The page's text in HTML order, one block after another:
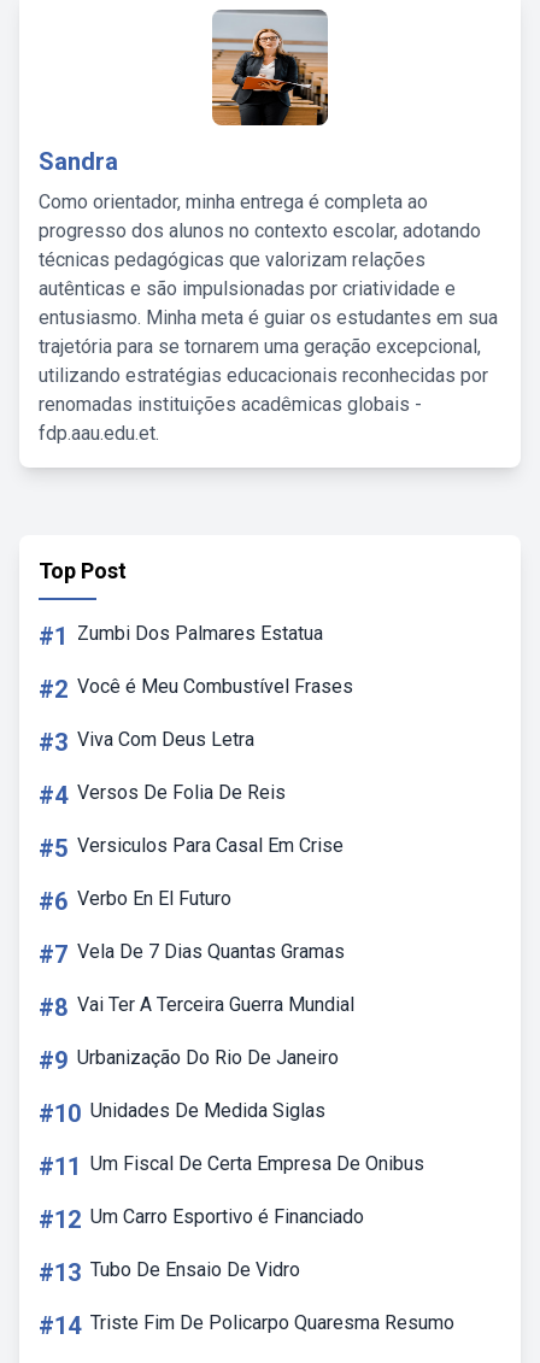
Sandra
Como orientador, minha entrega é completa ao
progresso dos alunos no contexto escolar, adotando
técnicas pedagógicas que valorizam relações
autênticas e são impulsionadas por criatividade e
entusiasmo. Minha meta é guiar os estudantes em sua
trajetória para se tornarem uma geração excepcional,
utilizando estratégias educacionais reconhecidas por
renomadas instituições acadêmicas globais -
fdp.aau.edu.et.
Top Post
#1 Zumbi Dos Palmares Estatua
#2 Você é Meu Combustível Frases
#3 Viva Com Deus Letra
#4 Versos De Folia De Reis
#5 Versiculos Para Casal Em Crise
#6 Verbo En El Futuro
#7 Vela De 7 Dias Quantas Gramas
#8 Vai Ter A Terceira Guerra Mundial
#9 Urbanização Do Rio De Janeiro
#10 Unidades De Medida Siglas
#11 Um Fiscal De Certa Empresa De Onibus
#12 Um Carro Esportivo é Financiado
#13 Tubo De Ensaio De Vidro
#14 Triste Fim De Policarpo Quaresma Resumo